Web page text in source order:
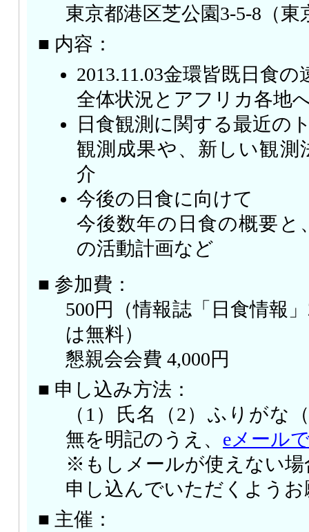
東京都港区芝公園3-5-8（東
■ 内容：
2013.11.03金環皆既日食の
全体状況とアフリカ各地
日食観測に関する最近の
観測成果や、新しい観測
介
今後の日食に向けて
今後数年の日食の概要と
の活動計画など
■ 参加費：
500円（情報誌「日食情報
は無料）
懇親会会費 4,000円
■ 申し込み方法：
（1）氏名（2）ふりがな
無を明記のうえ、 eメール
※もしメールが使えない
申し込んでいただくよう
■ 主催：